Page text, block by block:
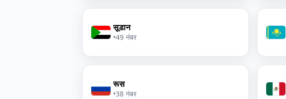
सूडान
•49 नंबर
रूस
•38 नंबर